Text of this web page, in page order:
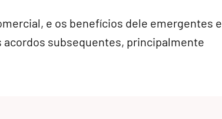
e os benefícios dele emergentes e
subsequentes, principalmente